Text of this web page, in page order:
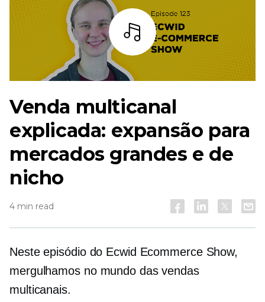
Ouça
Venda multicanal
explicada: expansão para
mercados grandes e de
nicho
4 min read
Neste episódio do Ecwid Ecommerce Show,
mergulhamos no mundo das vendas
multicanais.